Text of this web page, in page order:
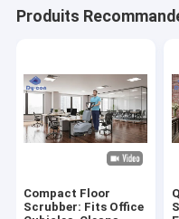
Produits
Compact Floor
Scrubber: Fits Office